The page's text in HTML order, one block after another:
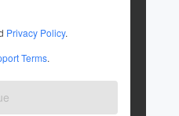
Privacy Policy.
Terms.
稿しています